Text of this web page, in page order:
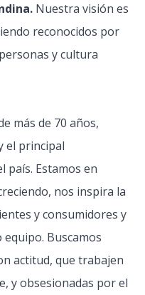
Nuestra visión es
reconocidos por
y cultura
más de 70 años,
el principal
país. Estamos en
nos inspira la
y consumidores y
Buscamos
actitud, que trabajen
y obsesionadas por el